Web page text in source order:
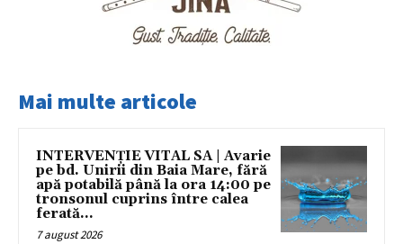
Mai multe articole
INTERVENȚIE VITAL SA | Avarie
pe bd. Unirii din Baia Mare, fără
apă potabilă până la ora 14:00 pe
tronsonul cuprins între calea
ferată...
7 august 2026